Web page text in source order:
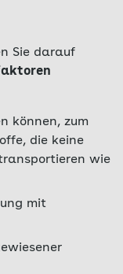
Sie darauf
können, zum
die keine
wie
mit